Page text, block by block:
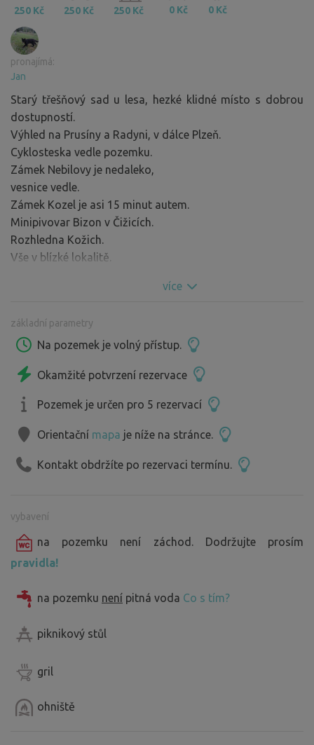
250 Kč 250 Kč 250 Kč 0 Kč 0 Kč
pronajímá:
Jan
Starý třešňový sad u lesa, hezké klidné místo s dobrou
dostupností.
Výhled na Prusíny a Radyni, v dálce Plzeň.
Cyklosteska vedle pozemku.
Zámek Nebilovy je nedaleko,
vesnice vedle.
Zámek Kozel je asi 15 minut autem.
Minipivovar Bizon v Čižicích.
Rozhledna Kožich.
Vše v blízké lokalitě.
Noc / 500,- pro první dva + každý další je za 150,-
Pro bližší informace pište nebo volejte.
více
základní parametry
Na pozemek je volný přístup.
Okamžité potvrzení rezervace
Pozemek je určen pro 5 rezervací
Orientační mapa je níže na stránce.
Kontakt obdržíte po rezervaci termínu.
vybavení
na pozemku není záchod. Dodržujte prosím
pravidla!
na pozemku není pitná voda Co s tím?
piknikový stůl
gril
ohniště